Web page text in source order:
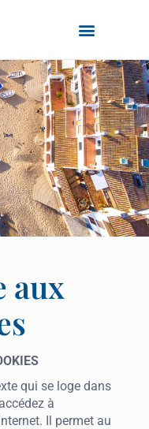
aux
qui se loge dans
à
Il permet au